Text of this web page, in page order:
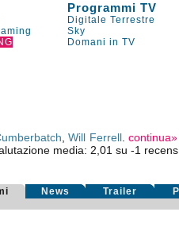
Programmi TV
Digitale Terrestre
Sky
Domani in TV
,Will Ferrell.continua»
media: 2,01 su -1
News Trailer